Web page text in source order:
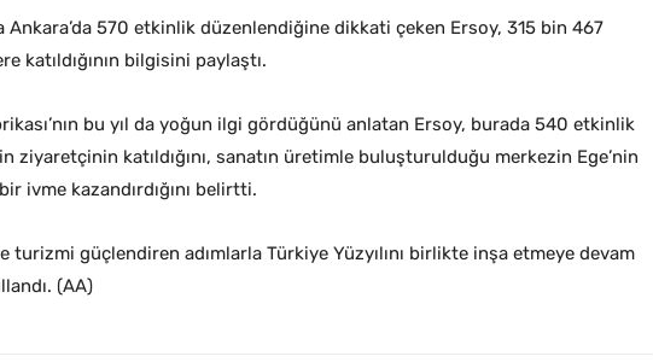
Ankara’da 570 etkinlik düzenlendiğine dikkati çeken Ersoy, 315 bin 467
katıldığının bilgisini paylaştı.
bu yıl da yoğun ilgi gördüğünü anlatan Ersoy, burada 540 etkinlik
ziyaretçinin katıldığını, sanatın üretimle buluşturulduğu merkezin Ege’nin
ivme kazandırdığını belirtti.
turizmi güçlendiren adımlarla Türkiye Yüzyılını birlikte inşa etmeye devam
(AA)